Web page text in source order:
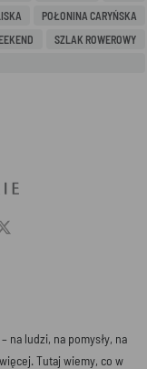
POŁONINA CARYŃSKA
SZLAK ROWEROWY
na ludzi, na pomysły, na
Tutaj wiemy, co w